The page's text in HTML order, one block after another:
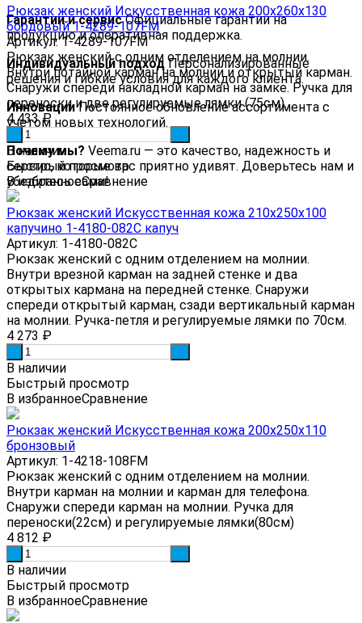
Гарантии и сервисОфициальные гарантии на
продукцию и оперативная поддержка.
Индивидуальный подходПерсонализированные
решения и гибкие условия для каждого клиента.
ИнновацииПостоянное обновление ассортимента с
учетом новых технологий.
Почему мы? Veema.ru — это качество, надежность и
сервис, которые вас приятно удивят. Доверьтесь нам и
убедитесь сами!
Рюкзак женский Искусственная кожа 200x260x130
бордовый 1-4289-107FM
Артикул: 1-4289-107FM
Рюкзак женский с одним отделением на молнии.
Внутри потайной карман на молнии и открытый карман.
Снаружи спереди накладной карман на замке. Ручка для
переноски и две регулируемые лямки (75см).
4 433₽
В наличии
Быстрый просмотр
В избранноеСравнение
Рюкзак женский Искусственная кожа 210x250x100
капучино 1-4180-082С капуч
Артикул: 1-4180-082С
Рюкзак женский с одним отделением на молнии.
Внутри врезной карман на задней стенке и два
открытых кармана на передней стенке. Снаружи
спереди открытый карман, сзади вертикальный карман
на молнии. Ручка-петля и регулируемые лямки по 70см.
4 273 ₽
В наличии
Быстрый просмотр
В избранноеСравнение
Рюкзак женский Искусственная кожа 200x250x110
бронзовый
Артикул: 1-4218-108FM
Рюкзак женский с одним отделением на молнии.
Внутри карман на молнии и карман для телефона.
Снаружи спереди карман на молнии. Ручка для
переноски(22см) и регулируемые лямки(80см)
4 812 ₽
В наличии
Быстрый просмотр
В избранноеСравнение